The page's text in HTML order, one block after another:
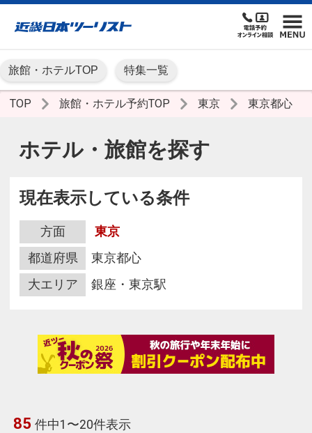
旅館・ホテルTOP 特集一覧
TOP 旅館・ホテル予約TOP 東京 東京都心
ホテル・旅館を探す
現在表示している条件
方面
東京
都道府県
東京都心
大エリア
銀座・東京駅
85 件中1〜20件表示